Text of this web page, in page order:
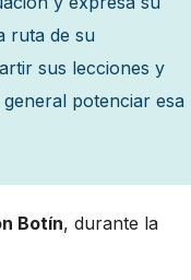
ruta de su
sus lecciones y
potenciar esa
Botín, durante la